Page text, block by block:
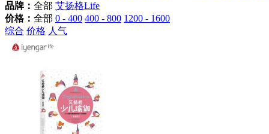
品牌： 全部 艾扬格Life
价格： 全部 0 - 400 400 - 800 1200 - 1600
综合 价格 人气